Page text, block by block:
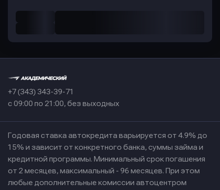
+7 (343) 343-39-71
с 09:00 по 21:00, без выходных
Годовая ставка автокредита варьируется от 4.9% до
15% и зависит от конкретного банка, суммы займа и
кредитной программы. Минимальный срок погашения
от 2 месяцев, максимальный - 96 месяцев. При этом
любые дополнительные комиссии автоцентром